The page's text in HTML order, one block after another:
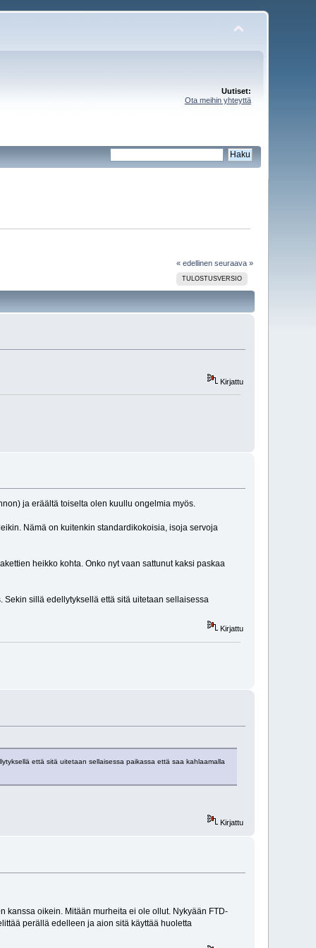
Uutiset:
Ota meihin yhteyttä
« edellinen seuraava »
TULOSTUSVERSIO
Kirjattu
ja eräältä toiselta olen kuullu ongelmia myös.
Nämä on kuitenkin standardikokoisia, isoja servoja
heikko kohta. Onko nyt vaan sattunut kaksi paskaa
sillä edellytyksellä että sitä uitetaan sellaisessa
Kirjattu
että sitä uitetaan sellaisessa paikassa että saa kahlaamalla
Kirjattu
kanssa oikein. Mitään murheita ei ole ollut. Nykyään FTD-
perällä edelleen ja aion sitä käyttää huoletta